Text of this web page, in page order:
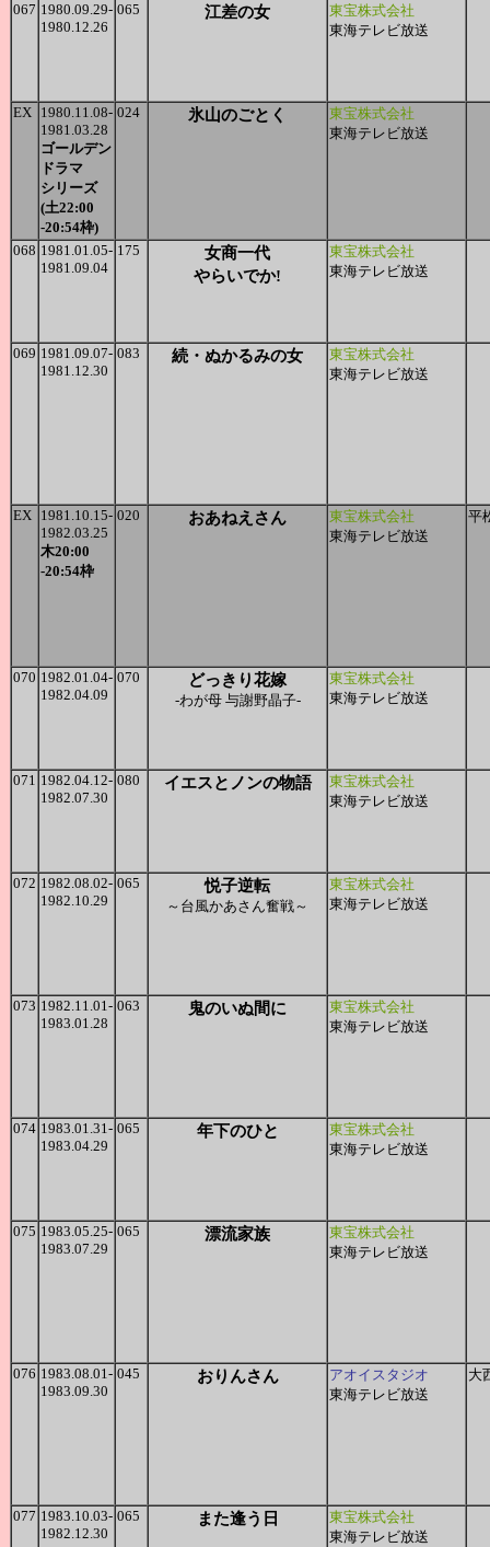
067 1980.09.29-
1980.12.26
065 江差の女
東宝株式会社
東海テレビ放送
EX 1980.11.08-
1981.03.28
ゴールデン
ドラマ
シリーズ
(土22:00
-20:54枠)
024 氷山のごとく
東宝株式会社
東海テレビ放送
068 1981.01.05-
1981.09.04
175
女商一代
やらいでか!
東宝株式会社
東海テレビ放送
069 1981.09.07-
1981.12.30
083 続・ぬかるみの女
東宝株式会社
東海テレビ放送
EX 1981.10.15-
1982.03.25
木20:00
-20:54枠
020 おあねえさん
東宝株式会社
東海テレビ放送
平
070 1982.01.04-
1982.04.09
070 どっきり花嫁
-わが母 与謝野晶子-
東宝株式会社
東海テレビ放送
071 1982.04.12-
1982.07.30
080 イエスとノンの物語
東宝株式会社
東海テレビ放送
072 1982.08.02-
1982.10.29
065 悦子逆転
～台風かあさん奮戦～
東宝株式会社
東海テレビ放送
073 1982.11.01-
1983.01.28
063 鬼のいぬ間に
東宝株式会社
東海テレビ放送
074 1983.01.31-
1983.04.29
065 年下のひと
東宝株式会社
東海テレビ放送
075 1983.05.25-
1983.07.29
065 漂流家族
東宝株式会社
東海テレビ放送
076 1983.08.01-
1983.09.30
045 おりんさん
アオイスタジオ
東海テレビ放送
大
077 1983.10.03-
1982.12.30
065 また逢う日
東宝株式会社
東海テレビ放送